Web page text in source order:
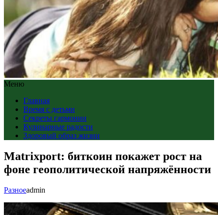
Меню
Главная
Время с детьми
Секреты гармонии
Кулинарные радости
Здоровый образ жизни
Matrixport: биткоин покажет рост на
фоне геополитической напряжённости
Разноеadmin